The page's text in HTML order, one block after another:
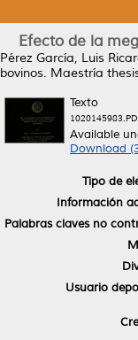
Efecto de la
Pérez García, Luis
bovinos. Maestría
Texto
Available
Download
Tipo de
Información
Palabras claves no
Usuario